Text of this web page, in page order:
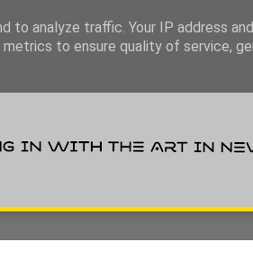
to analyze traffic. Your IP address
to ensure quality of service,